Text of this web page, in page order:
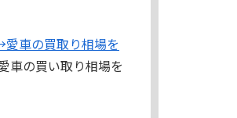
車の買取り相場を
車の買い取り相場を